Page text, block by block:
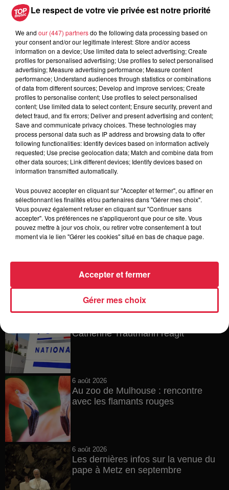
d'état.
> Être rassuré, car Il existe
sont respectées
> Pour concevoir votre habitat plus sereinement par rapport
aux ondes électromagnétiques, rapprochez-vous de
professionnels sensibles à cette problèmatique.
N'hésitez pas à poser vos questions sur IGLOO on Air
Les Infos Habitat avec Trianon Résidences
Toute l'actu
robinets
6 août 2026
Catherine Trautmann réagit
6 août 2026
Au zoo de Mulhouse : rencontre
avec les flamants rouges
6 août 2026
Les dernières infos sur la venue du
pape à Metz en septembre
Le respect de votre vie privée est notre priorité
We and our (447) partnersdo the following data processing based on
your consent and/or our legitimate interest: Store and/or access
information on a device; Use limited data to select advertising; Create
profiles for personalised advertising; Use profiles to select personalised
advertising; Measure advertising performance; Measure content
performance; Understand audiences through statistics or combinations
of data from different sources; Develop and improve services; Create
profiles to personalise content; Use profiles to select personalised
content; Use limited data to select content; Ensure security, prevent and
detect fraud, and fix errors; Deliver and present advertising and content;
Save and communicate privacy choices. These technologies may
process personal data such as IP address and browsing data to offer
following functionalities: Identify devices based on information actively
requested; Use precise geolocation data; Match and combine data from
other data sources; Link different devices; Identify devices based on
information transmitted automatically.
Vous pouvez accepter en cliquant sur "Accepter et fermer", ou affiner en
sélectionnant les finalités et/ou partenaires dans "Gérer mes choix".
Vous pouvez également refuser en cliquant sur "Continuer sans
accepter". Vos préférences ne s'appliqueront que pour ce site. Vous
pouvez mettre à jour vos choix, ou retirer votre consentement à tout
moment via le lien "Gérer les cookies" situé en bas de chaque page.
Gérer mes choix
Accepter et fermer